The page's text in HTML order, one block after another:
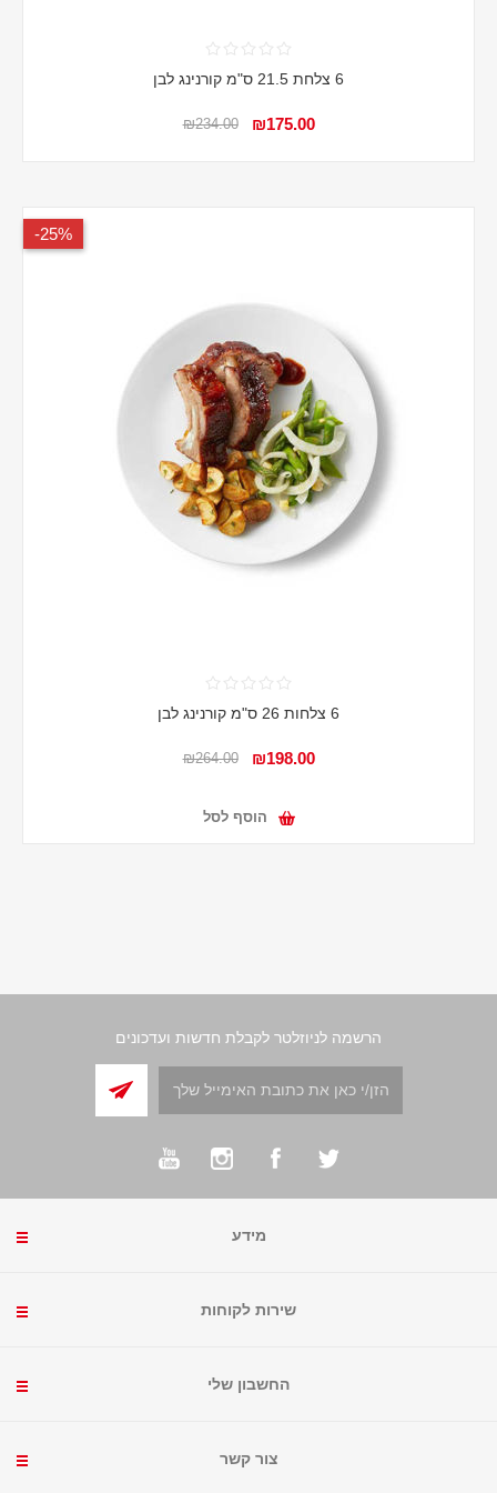
6 צלחת 21.5 ס"מ קורנינג לבן
₪175.00
₪234.00
25%-
6 צלחות 26 ס"מ קורנינג לבן
₪198.00
₪264.00
הוסף לסל
הרשמה לניוזלטר לקבלת חדשות ועדכונים
מידע
שירות לקוחות
החשבון שלי
צור קשר